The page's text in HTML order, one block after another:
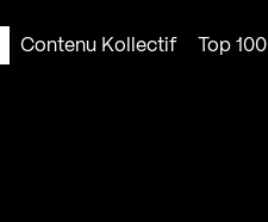
Contenu Kollectif Top 100